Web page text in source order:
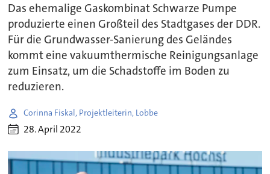
Das ehemalige Gaskombinat Schwarze Pumpe
produzierte einen Großteil des Stadtgases der DDR.
Für die Grundwasser-Sanierung des Geländes
kommt eine vakuumthermische Reinigungsanlage
zum Einsatz, um die Schadstoffe im Boden zu
reduzieren.
Corinna Fiskal, Projektleiterin, Lobbe
28. April 2022